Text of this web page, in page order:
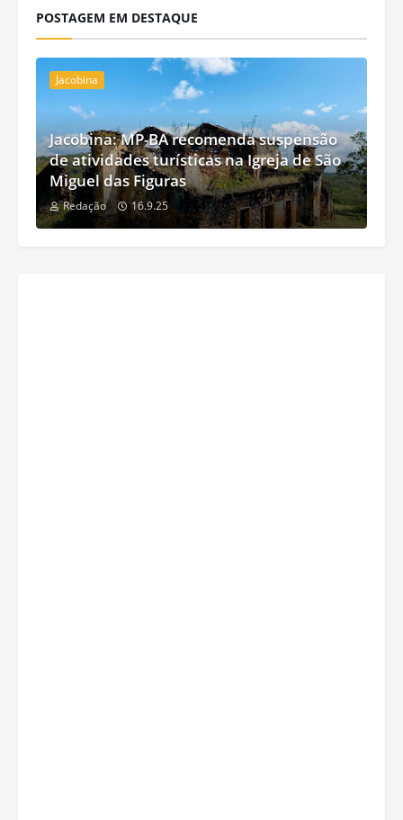
POSTAGEM EM DESTAQUE
Jacobina
Jacobina: MP-BA recomenda suspensão
de atividades turísticas na Igreja de São
Miguel das Figuras
Redação 16.9.25